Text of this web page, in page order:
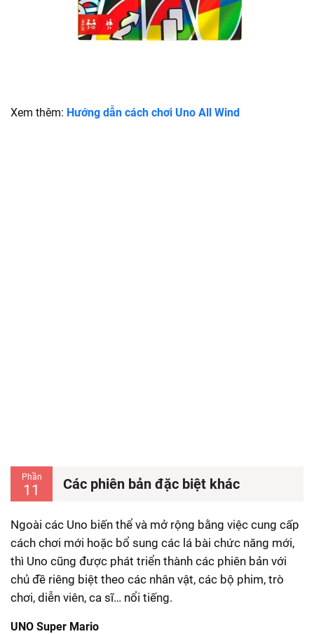
Xem thêm: Hướng dẫn cách chơi Uno All Wind
Phần
11 Các phiên bản đặc biệt khác
Ngoài các Uno biến thể và mở rộng bằng việc cung cấp
cách chơi mới hoặc bổ sung các lá bài chức năng mới,
thì Uno cũng được phát triển thành các phiên bản với
chủ đề riêng biệt theo các nhân vật, các bộ phim, trò
chơi, diễn viên, ca sĩ… nổi tiếng.
UNO Super Mario